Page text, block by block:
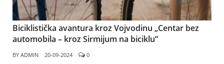
Biciklistička avantura kroz Vojvodinu „Centar bez
automobila – kroz Sirmijum na biciklu“
BY ADMIN 20-09-2024 0